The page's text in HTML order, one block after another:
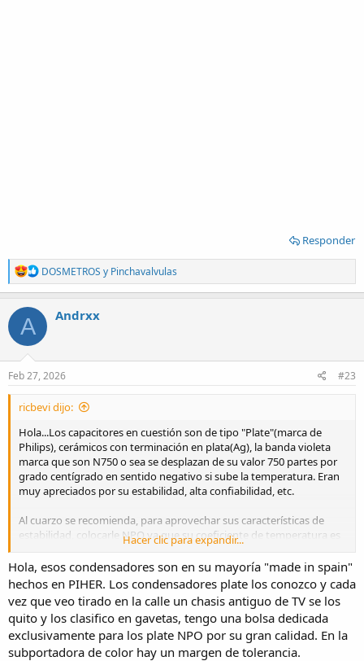
Responder
R
e
a
c
n
s
DOSMETROS y Pinchavalvulas
A Andrxx
Feb 27, 2026 #23
ricbevi dijo:
Hola...Los capacitores en cuestión son de tipo "Plate"(marca de
Philips), cerámicos con terminación en plata(Ag), la banda violeta
marca que son N750 o sea se desplazan de su valor 750 partes por
grado centígrado en sentido negativo si sube la temperatura. Eran
muy apreciados por su estabilidad, alta confiabilidad, etc.
Al cuarzo se recomienda, para aprovechar sus características de
estabilidad, colocarle NPO ya que su coeficiente de temperatura es
de cero partes por millón por grado centígrado y en ese tipo de
capacitores corresponde a la banda negra sobre el cuerpo gris
generalmente. En los cerámicos comunes es una pinta/franja
superior del mismo color negro o directamente escrito NPO.
No tengo experiencia trabajando en TV así que desconozco la
importancia/relevancia del desplazamiento que pueda producir
desde la frecuencia marcada en el cristal pero no creo que sea critica
Hacer clic para expandir...
Hola, esos condensadores son en su mayoría "made in spain"
hechos en PIHER. Los condensadores plate los conozco y cada
vez que veo tirado en la calle un chasis antiguo de TV se los
quito y los clasifico en gavetas, tengo una bolsa dedicada
exclusivamente para los plate NPO por su gran calidad. En la
subportadora de color hay un margen de tolerancia.